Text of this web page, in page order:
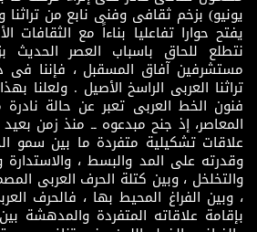
يونيو) بزخم ثقافى وفنى نابع من تراثنا
يفتح حوارا تفاعليا بناءاً مع الثقافات
نتطلع للحاق باسباب العصر الحديث
مستشرفين آفاق المسقبل ، فإننا
تراثنا العربى الراسخ الأصيل . ولعلنا
فنون الخط العربى تعبر عن حالة
المعاصر، إذ جنح مبدعوه ــ منذ زمن بعيد
علاقات تشكيلية متفردة ما بين سمو
وقدرته على المد والبسط ، والاستدارة
والتخلخل ، وبين كتلة الحرف العربى
، وبين الفراغ المحيط بها ، فالحرف
بإقامة علاقاته المتفردة والمدهشة